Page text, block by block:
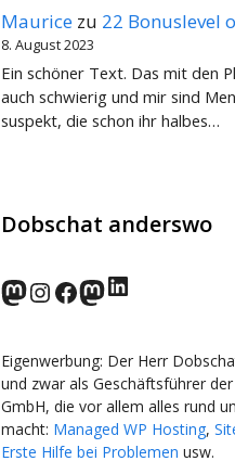
Maurice zu 22 Bonuslevel
8. August 2023
Ein schöner Text. Das mit den
auch schwierig und mir sind
suspekt, die schon ihr halbes…
Dobschat anderswo
norden.social
Instagram
Facebook
wp-punks.social
LinkedIn
Eigenwerbung: Der Herr
und zwar als Geschäftsführer
GmbH, die vor allem alles rund
macht: Managed WP Hosting,
Erste Hilfe bei Problemen usw.